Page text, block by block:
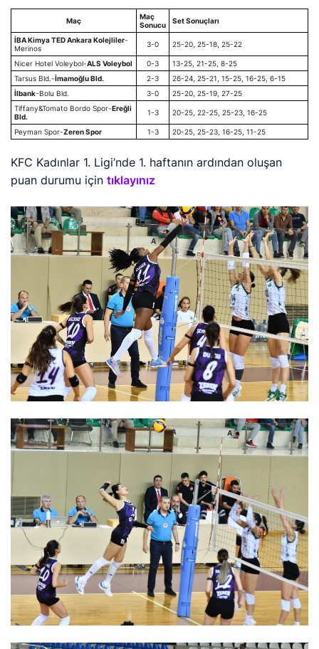
Maç
Maç
Sonucu
Set Sonuçları
İBA Kimya TED Ankara Kolejliler-
Merinos
3-0 25-20, 25-18, 25-22
Nicer Hotel Voleybol-ALS Voleybol 0-3
13-25, 21-25, 8-25
Tarsus Bld.-İmamoğlu Bld. 2-3
26-24, 25-21, 15-25, 16-25, 6-15
İlbank-Bolu Bld. 3-0
25-20, 25-19, 27-25
Tiffany&Tomato Bordo Spor-Ereğli
Bld.
1-3 20-25, 22-25, 25-23, 16-25
Peyman Spor-Zeren Spor 1-3 20-25, 25-23, 16-25, 11-25
KFC Kadınlar 1. Ligi’nde 1. haftanın ardından oluşan
puan durumu içintıklayınız